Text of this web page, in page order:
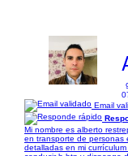
Email
Mi nombre es alberto
en transporte de personas
detalladas en mi